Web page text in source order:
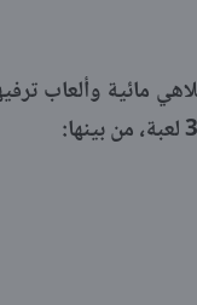
مائية وألعاب